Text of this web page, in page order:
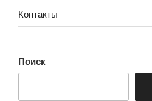
Контакты
Поиск